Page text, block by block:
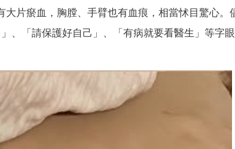
片瘀血，胸膛、手臂也有血痕，相當怵目驚心。
、「請保護好自己」、「有病就要看醫生」等字